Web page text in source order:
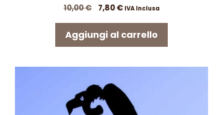
10,00€
Il
originale
era:
7,80€Il
attuale
IVA Inclusa
Aggiungi al carrello